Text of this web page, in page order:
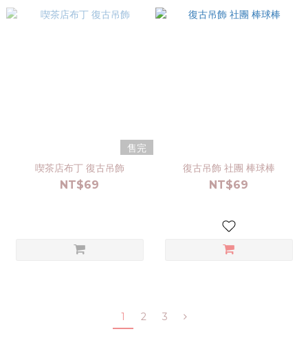
售完
喫茶店布丁 復古吊飾
NT$69
復古吊飾 社團 棒球棒
NT$69
1 2 3